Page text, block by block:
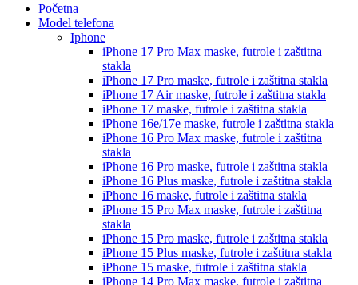
Početna
Model telefona
Iphone
iPhone 17 Pro Max maske, futrole i zaštitna
stakla
iPhone 17 Pro maske, futrole i zaštitna stakla
iPhone 17 Airmaske, futrole i zaštitna stakla
iPhone 17 maske, futrole i zaštitna stakla
iPhone 16e/17e maske, futrole i zaštitna stakla
iPhone 16 Pro Max maske, futrole i zaštitna
stakla
iPhone 16 Pro maske, futrole i zaštitna stakla
iPhone 16 Plus maske, futrole i zaštitna stakla
iPhone 16 maske, futrole i zaštitna stakla
iPhone 15 Pro Max maske, futrole i zaštitna
stakla
iPhone 15 Pro maske, futrole i zaštitna stakla
iPhone 15 Plus maske, futrole i zaštitna stakla
iPhone 15 maske, futrole i zaštitna stakla
iPhone 14 Pro Max maske, futrole i zaštitna